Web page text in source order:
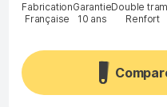
Fabrication
Française
Garantie
10 ans
Double
Renfort